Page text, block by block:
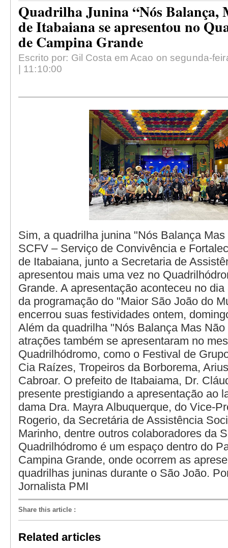
Quadrilha Junina “Nós Balança,
de Itabaiana se apresentou no
de Campina Grande
Escrito por: Gil Costa em Acao on segunda-
| 11:10:00
Sim, a quadrilha junina "Nós Balança
SCFV – Serviço de Convivência e
de Itabaiana, junto a Secretaria de
apresentou mais uma vez no
Grande. A apresentação aconteceu no
da programação do "Maior São João do
encerrou suas festividades ontem,
Além da quadrilha "Nós Balança Mas
atrações também se apresentaram no
Quadrilhódromo, como o Festival de
Cia Raízes, Tropeiros da Borborema,
Cabroar. O prefeito de Itabaiama, Dr.
presente prestigiando a apresentação ao
dama Dra. Mayra Albuquerque, do Vice-
Rogerio, da Secretária de Assistência
Marinho, dentre outros colaboradores da
Quadrilhódromo é um espaço dentro do
Campina Grande, onde ocorrem as
quadrilhas juninas durante o São João.
Jornalista PMI
Share this article :
Related articles